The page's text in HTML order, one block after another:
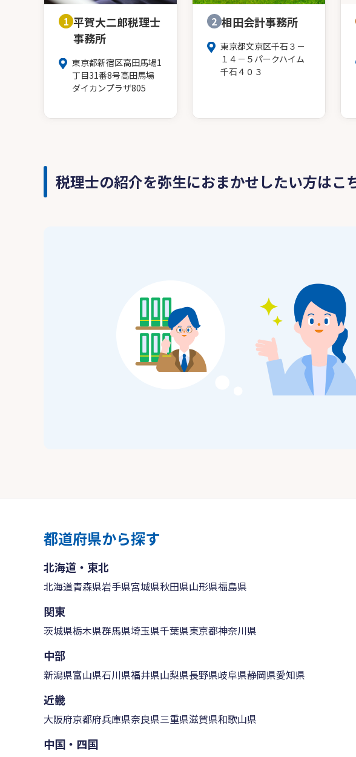
1 平賀大二郎税理士
事務所
東京都新宿区高田馬場1
丁目31番8号高田馬場
ダイカンプラザ805
2 相田会計事務所
東京都文京区千石３－
１４－５パークハイム
千石４０３
税理士の紹介を弥生におまかせしたい方はこ
都道府県から探す
北海道・東北
北海道青森県岩手県宮城県秋田県山形県福島県
関東
茨城県栃木県群馬県埼玉県千葉県東京都神奈川県
中部
新潟県富山県石川県福井県山梨県長野県岐阜県静岡県愛知県
近畿
大阪府京都府兵庫県奈良県三重県滋賀県和歌山県
中国・四国